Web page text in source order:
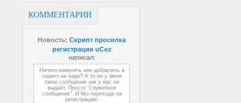
КОММЕНТАРИИ
Новость: Скрипт просилка
регистрации uCoz
написал:
Ничего изменять или добавлять в
скрипт не надо? А то он у меня
такое сообщение как у вас не
выдаёт. Просто "служебное
сообщение". И без перехода на
регистрацию.